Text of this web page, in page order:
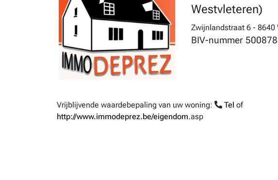
Westvleteren)
Zwijnlandstraat 6 - 8640
BIV-nummer 500878
Vrijblijvende waardebepaling van uw woning: Tel of
http://www.immodeprez.be/eigendom.asp